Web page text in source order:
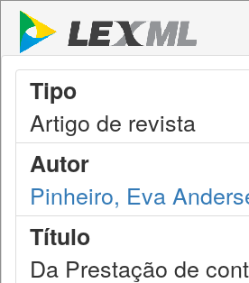
Tipo
Artigo de revista
Autor
Pinheiro, Eva
Título
Da Prestação de